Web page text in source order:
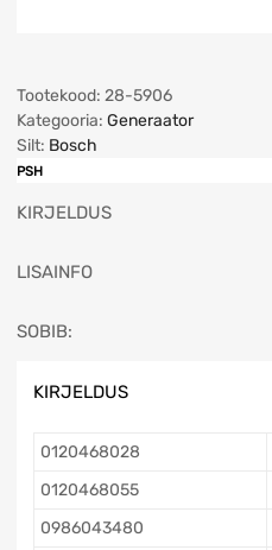
Tootekood: 28-5906
Kategooria: Generaator
Silt: Bosch
PSH
KIRJELDUS
LISAINFO
SOBIB:
KIRJELDUS
0120468028
0120468055
0986043480